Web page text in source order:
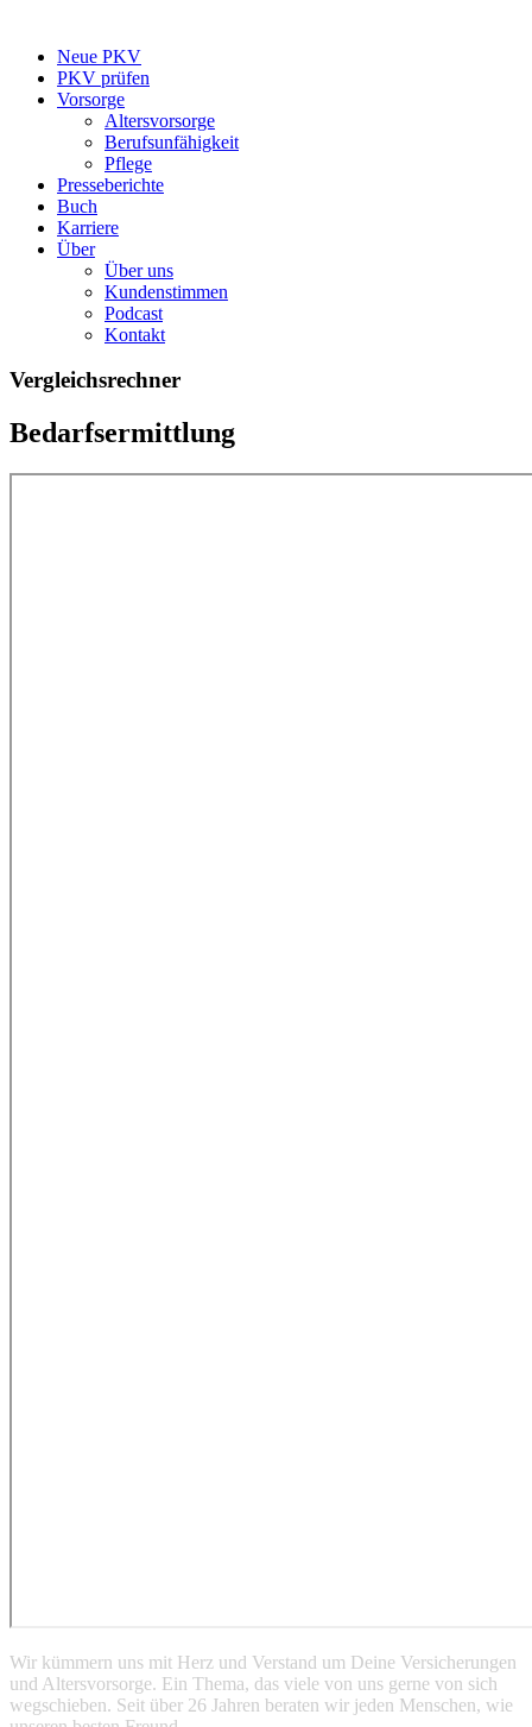
Neue PKV
PKV prüfen
Vorsorge
Altersvorsorge
Berufsunfähigkeit
Pflege
Presseberichte
Buch
Karriere
Über
Über uns
Kundenstimmen
Podcast
Kontakt
Vergleichsrechner
Bedarfsermittlung
Wir kümmern uns mit Herz und Verstand um Deine Versicherungen
und Altersvorsorge. Ein Thema, das viele von uns gerne von sich
wegschieben. Seit über 26 Jahren beraten wir jeden Menschen, wie